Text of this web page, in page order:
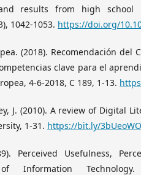
results from high school
1042-1053. https://doi.org/
(2018). Recomendación del
clave para el
4-6-2018, C 189, 1-13.
J. (2010). A review of Digital
1-31. https://bit.ly/3bUeoWO
Perceived Usefulness,
of Information